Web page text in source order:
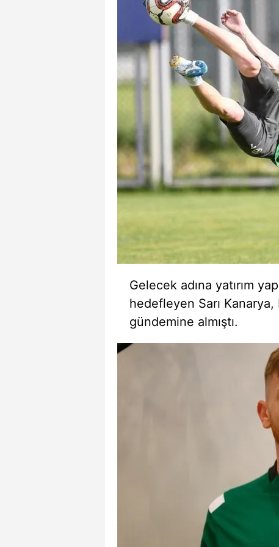
mevzuata uygun olarak
Gelecek adına yatırım
hedefleyen Sarı
gündemine almıştı.